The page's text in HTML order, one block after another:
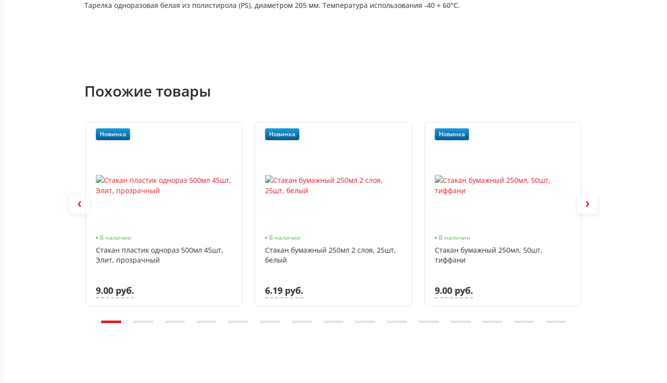
Тарелка одноразовая белая из полистирола (PS), диаметром 205 мм. Температура использования -40 + 60°С.
Похожие товары
Новинка
В наличии
Стакан пластик однораз 500мл 45шт,
Элит, прозрачный
9.00 руб.
Новинка
В наличии
Стакан бумажный 250мл 2 слоя, 25шт,
белый
6.19 руб.
Новинка
В наличии
Стакан бумажный 250мл, 50шт,
тиффани
9.00 руб.